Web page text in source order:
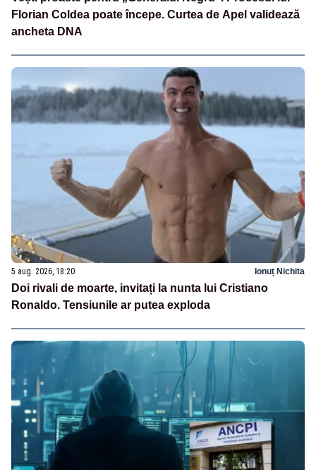
Florian Coldea poate începe. Curtea de Apel validează
ancheta DNA
5 aug. 2026, 18:20 Ionuț Nichita
Doi rivali de moarte, invitați la nunta lui Cristiano
Ronaldo. Tensiunile ar putea exploda